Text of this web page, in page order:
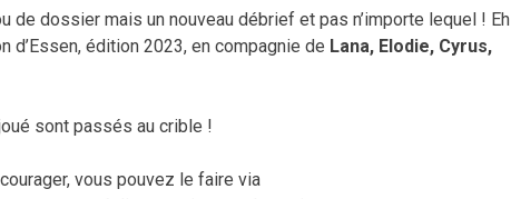
de dossier mais un nouveau débrief et pas n’importe lequel ! Eh
édition 2023, en compagnie de Lana, Elodie, Cyrus,
sont passés au crible !
vous pouvez le faire via